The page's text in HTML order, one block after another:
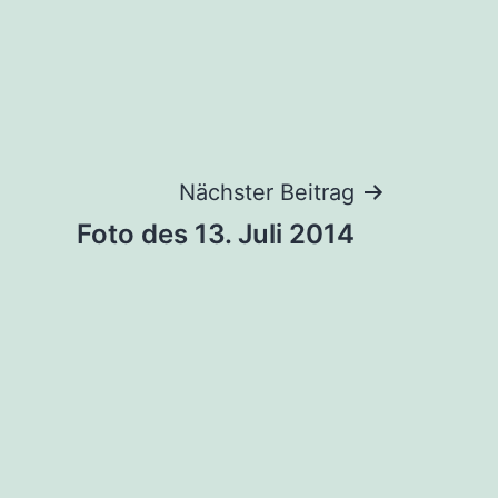
Nächster Beitrag
Foto des 13. Juli 2014